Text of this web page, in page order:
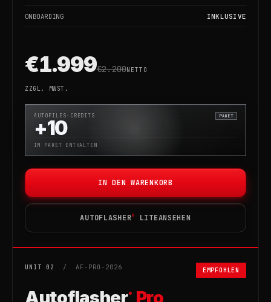
ONBOARDING INKLUSIVE
€1.999€2.200NETTO
ZZGL. MWST.
AUTOFILES-CREDITS PAKET
+10
IM PAKET ENTHALTEN
IN DEN WARENKORB
AUTOFLASHER® LITEANSEHEN
UNIT 02 / AF-PRO-2026 EMPFOHLEN
Autoflasher® Pro